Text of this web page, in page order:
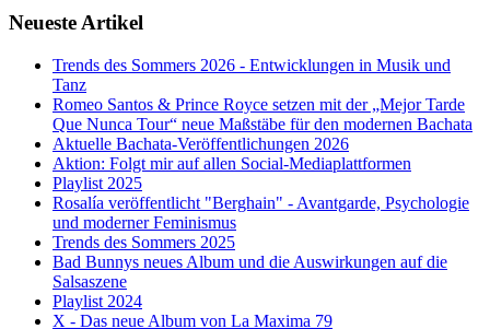
Neueste Artikel
Trends des Sommers 2026 - Entwicklungen in Musik und
Tanz
Romeo Santos & Prince Royce setzen mit der „Mejor Tarde
Que Nunca Tour“ neue Maßstäbe für den modernen Bachata
Aktuelle Bachata-Veröffentlichungen 2026
Aktion: Folgt mir auf allen Social-Mediaplattformen
Playlist 2025
Rosalía veröffentlicht "Berghain" - Avantgarde, Psychologie
und moderner Feminismus
Trends des Sommers 2025
Bad Bunnys neues Album und die Auswirkungen auf die
Salsaszene
Playlist 2024
X - Das neue Album von La Maxima 79